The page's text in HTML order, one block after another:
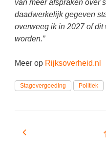
Verzorging
THEMA'S
Duurzaamheid
Biologie
Geld PO
Geschiedenis
Maatschappijleer
Sociale
van meer afspraken over
daadwerkelijk gegeven
overweeg ik in 2027 of
worden.”
Meer op Rijksoverheid.nl
Stagevergoeding Politiek